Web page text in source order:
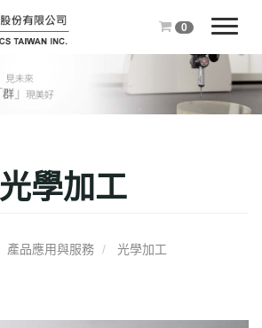
0
T
o
g
l
o
光學加工
產品應用與服務 光學加工